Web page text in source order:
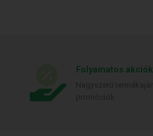
Folyamatos akciók